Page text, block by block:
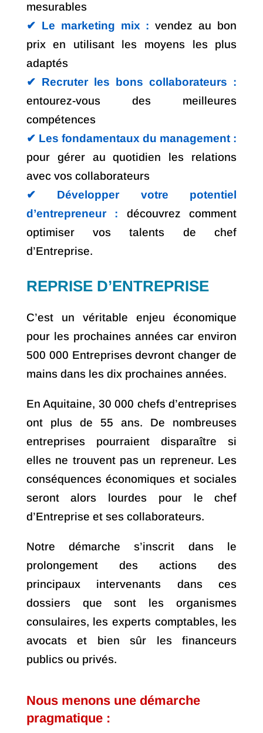
mesurables
✔︎ Le marketing mix : vendez au bon
prix en utilisant les moyens les plus
adaptés
✔︎ Recruter les bons collaborateurs :
entourez-vous des meilleures
compétences
✔︎ Les fondamentaux du management :
pour gérer au quotidien les relations
avec vos collaborateurs
✔︎ Développer votre potentiel
d’entrepreneur : découvrez comment
optimiser vos talents de chef
d’Entreprise.
REPRISE D’ENTREPRISE
C’est un véritable enjeu économique
pour les prochaines années car environ
500 000 Entreprises devront changer de
mains dans les dix prochaines années.
En Aquitaine, 30 000 chefs d’entreprises
ont plus de 55 ans. De nombreuses
entreprises pourraient disparaître si
elles ne trouvent pas un repreneur. Les
conséquences économiques et sociales
seront alors lourdes pour le chef
d’Entreprise et ses collaborateurs.
Notre démarche s’inscrit dans le
prolongement des actions des
principaux intervenants dans ces
dossiers que sont les organismes
consulaires, les experts comptables, les
avocats et bien sûr les financeurs
publics ou privés.
Nous menons une démarche
pragmatique :